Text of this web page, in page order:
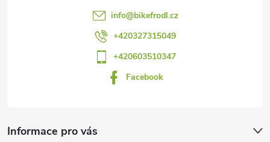
info@bikefrodl.cz
+420327315049
+420603510347
Facebook
Informace pro vás